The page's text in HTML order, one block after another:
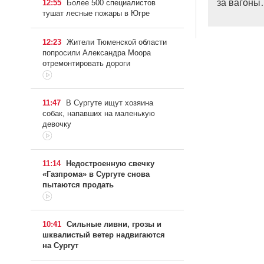
за
12:55
Более 500 специалистов
тушат лесные пожары в Югре
12:23 Жители Тюменской области
попросили Александра Моора
отремонтировать дороги
11:47
В Сургуте ищут хозяина
собак, напавших на маленькую
девочку
11:14
Недостроенную свечку
«Газпрома» в Сургуте снова
пытаются продать
10:41 Сильные ливни, грозы и
шквалистый ветер надвигаются
на Сургут